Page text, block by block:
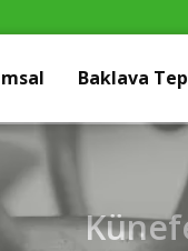
Baklava